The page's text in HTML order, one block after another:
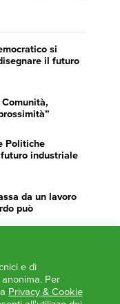
si
il futuro
Politiche
industriale
da un lavoro
può
e di
Per
Privacy & Cookie